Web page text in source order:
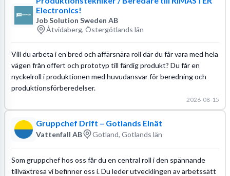
Electronics!
Job Solution Sweden AB
Åtvidaberg, Östergötlands län
Vill du arbeta i en bred och affärsnära roll där du får vara med hela
vägen från offert och prototyp till färdig produkt? Du får en
nyckelroll i produktionen med huvudansvar för beredning och
produktionsförberedelser.
2026-08-15
Gruppchef Drift – Gotlands Elnät
Vattenfall AB Gotland, Gotlands län
Som gruppchef hos oss får du en central roll i den spännande
tillväxtresa vi befinner oss i. Du leder utvecklingen av arbetssätt